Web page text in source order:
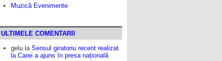
Muzică Evenimente
ULTIMELE COMENTARII
gelu la Sensul giratoriu recent realizat
la Carei a ajuns în presa națională